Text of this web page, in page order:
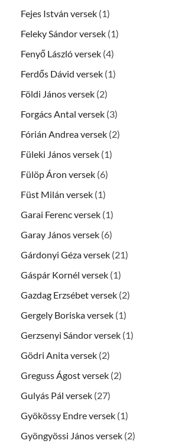
Fejes István versek (1)
Feleky Sándor versek (1)
Fenyő László versek (4)
Ferdős Dávid versek (1)
Földi János versek (2)
Forgács Antal versek (3)
Fórián Andrea versek (2)
Füleki János versek (1)
Fülöp Áron versek (6)
Füst Milán versek (1)
Garai Ferenc versek (1)
Garay János versek (6)
Gárdonyi Géza versek (21)
Gáspár Kornél versek (1)
Gazdag Erzsébet versek (2)
Gergely Boriska versek (1)
Gerzsenyi Sándor versek (1)
Gödri Anita versek (2)
Greguss Ágost versek (2)
Gulyás Pál versek (27)
Gyökössy Endre versek (1)
Gyöngyössi János versek (2)